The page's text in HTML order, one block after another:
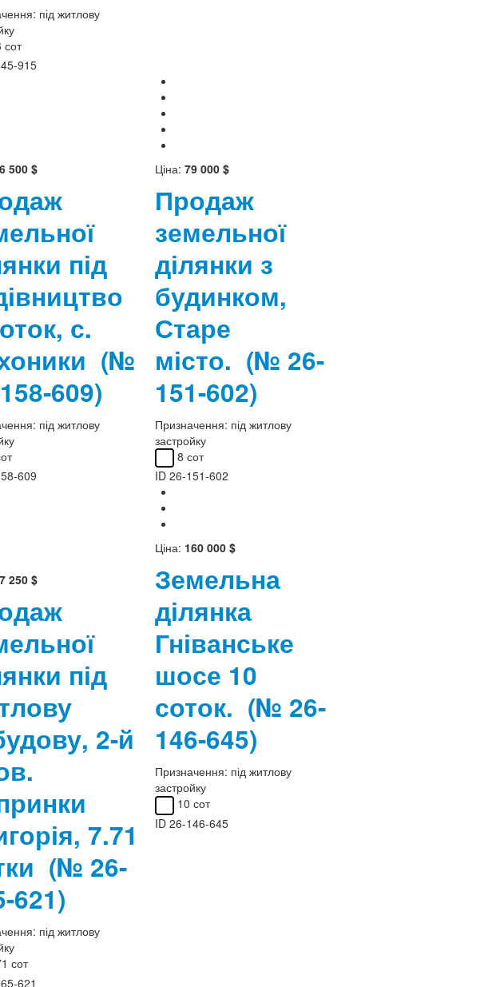
під житлову
сот
915
500 $
під
с.
(№
609)
під житлову
609
Ціна: 79 000 $
Продаж
земельної
ділянки з
будинком,
Старе
місто. (№ 26-
151-602)
Призначення: під житлову
застройку
8 сот
ID 26-151-602
250 $
під
2-й
7.71
(№ 26-
621)
під житлову
сот
621
Ціна: 160 000 $
Земельна
ділянка
Гніванське
шосе 10
соток. (№ 26-
146-645)
Призначення: під житлову
застройку
10 сот
ID 26-146-645